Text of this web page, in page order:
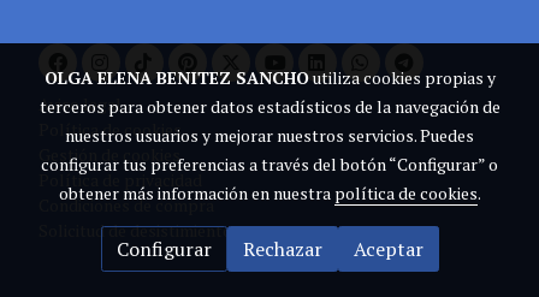
Aviso legal
Política de cookies
Gestión de cookies
Política de privacidad
Condiciones de compra
Solicitud de desistimiento
OLGA ELENA BENITEZ SANCHOutiliza cookies propias y
terceros para obtener datos estadísticos de la navegación de
nuestros usuarios y mejorar nuestros servicios. Puedes
configurar tus preferencias a través del botón “Configurar” o
obtener más información en nuestra política de cookies.
Configurar Rechazar Aceptar